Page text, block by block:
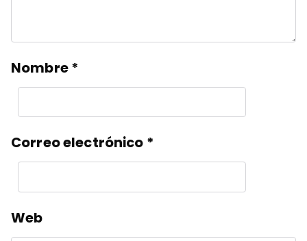
Nombre*
Correo electrónico *
Web